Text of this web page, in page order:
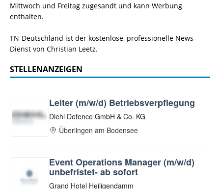
Mittwoch und Freitag zugesandt und kann Werbung
enthalten.
TN-Deutschland ist der kostenlose, professionelle News-
Dienst von Christian Leetz.
STELLENANZEIGEN